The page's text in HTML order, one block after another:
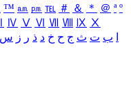
™ ㏂ ㏘ ℡ ＃ ＆ ＊ ＠ ª º
Ⅳ Ⅴ Ⅵ Ⅶ Ⅷ Ⅸ Ⅹ
ب ت ث ج ح خ د ذ ر ز س